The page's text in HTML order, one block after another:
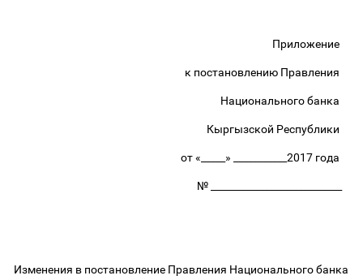
Приложение
к постановлению Правления
Национального банка
Кыргызской Республики
от «_____» ___________2017 года
№ ___________________________
Изменения в постановление Правления Национального банка